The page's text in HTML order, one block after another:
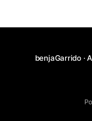
benjaGarrido ·